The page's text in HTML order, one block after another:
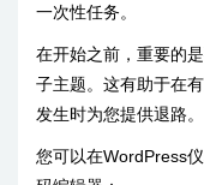
一次性任务。
在开始之前，重要的
子主题。这有助于在
发生时为您提供退路。
您可以在WordPress